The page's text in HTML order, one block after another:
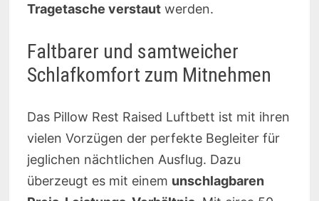
Tragetasche verstautwerden.
Faltbarer und samtweicher
Schlafkomfort zum Mitnehmen
Das Pillow Rest Raised Luftbett ist mit ihren
vielen Vorzügen der perfekte Begleiter für
jeglichen nächtlichen Ausflug. Dazu
überzeugt es mit einem unschlagbaren